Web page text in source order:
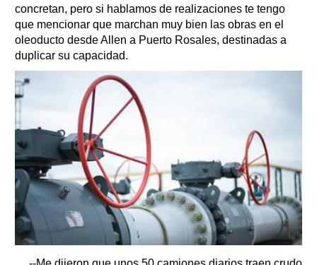
concretan, pero si hablamos de realizaciones te tengo
que mencionar que marchan muy bien las obras en el
oleoducto desde Allen a Puerto Rosales, destinadas a
duplicar su capacidad.